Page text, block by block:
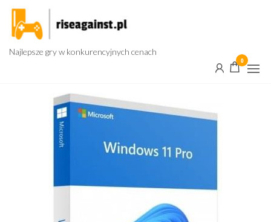
Przejdź
treści
Najlepsze gry w konkurencyjnych cenach
0